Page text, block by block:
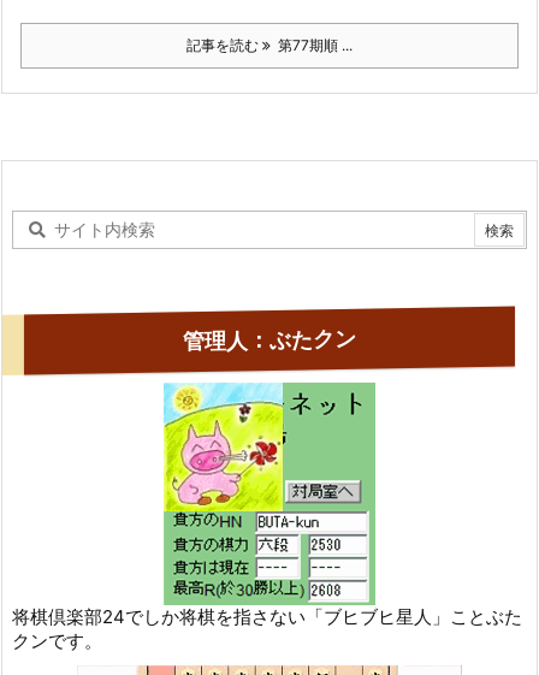
記事を読む 第77期順 ...
管理人：ぶたクン
将棋倶楽部24でしか将棋を指さない「ブヒブヒ星人」ことぶた
クンです。